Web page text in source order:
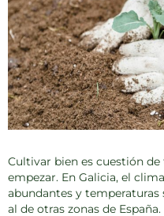
Cultivar bien es cuestión
empezar. En Galicia, el
abundantes y
al de otras zonas de